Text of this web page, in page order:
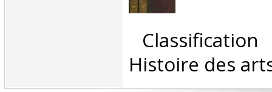
Histoire des